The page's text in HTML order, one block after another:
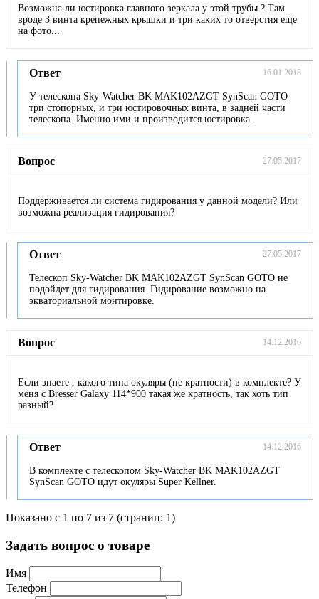
Возможна ли юстировка главного зеркала у этой трубы ? Там
вроде 3 винта крепежных крышки и три каких то отверстия еще
на фото...
Ответ 16.01.2018
У телескопа Sky-Watcher BK MAK102AZGT SynScan GOTO
три стопорных, и три юстировочных винта, в задней части
телескопа. Именно ими и производится юстировка.
Вопрос 27.05.2017
Поддерживается ли система гидирования у данной модели? Или
возможна реализация гидирования?
Ответ 27.05.2017
Телескоп Sky-Watcher BK MAK102AZGT SynScan GOTO не
подойдет для гидирования. Гидирование возможно на
экваториальной монтировке.
Вопрос 14.12.2016
Если знаете , какого типа окуляры (не кратности) в комплекте? У
меня с Bresser Galaxy 114*900 такая же кратность, так хоть тип
разный?
Ответ 14.12.2016
В комплекте с телескопом Sky-Watcher BK MAK102AZGT
SynScan GOTO идут окуляры Super Kellner.
Показано с 1 по 7 из 7 (страниц: 1)
Задать вопрос о товаре
Имя
Телефон